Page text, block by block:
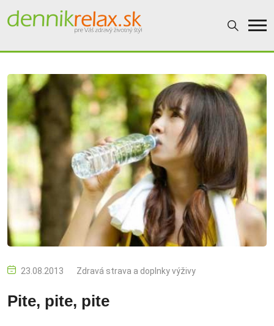
23.08.2013 Zdravá strava a doplnky výživy
Pite, pite, pite